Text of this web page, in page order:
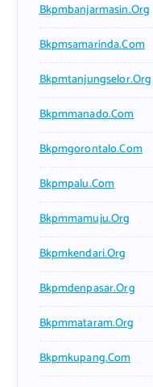
Bkpmbanjarmasin.org
Bkpmsamarinda.com
Bkpmtanjungselor.org
Bkpmmanado.com
Bkpmgorontalo.com
Bkpmpalu.com
Bkpmmamuju.org
Bkpmkendari.org
Bkpmdenpasar.org
Bkpmmataram.org
Bkpmkupang.com